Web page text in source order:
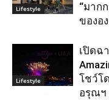
Lifestyle
“มาก
ของอ
Lifestyle
เปิดฉ
โชว์โ
อรุณฯ